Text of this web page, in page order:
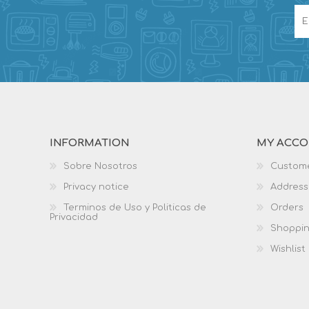
INFORMATION
Sobre Nosotros
Privacy notice
Terminos de Uso y Politicas de
Privacidad
MY
Orders
Wishlist